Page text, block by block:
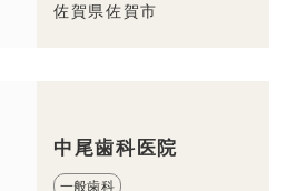
佐賀県佐賀市
中尾歯科医院
一般歯科